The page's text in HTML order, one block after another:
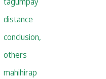
distance
conclusion,
others
mahihirap